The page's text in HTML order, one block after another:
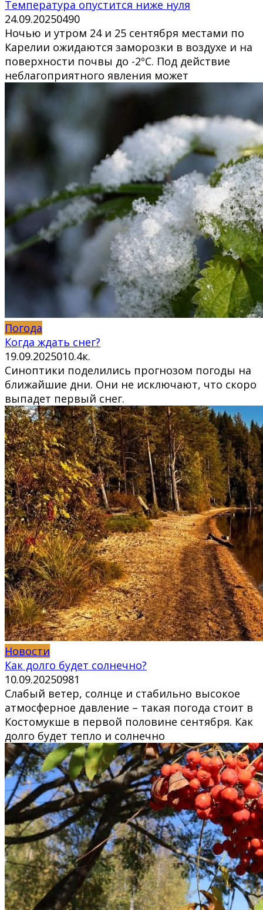
Температура опустится ниже нуля
24.09.20250490
Ночью и утром 24 и 25 сентября местами по
Карелии ожидаются заморозки в воздухе и на
поверхности почвы до -2ºС. Под действие
неблагоприятного явления может
Погода
Когда ждать снег?
19.09.2025010.4к.
Синоптики поделились прогнозом погоды на
ближайшие дни. Они не исключают, что скоро
выпадет первый снег.
Новости
Как долго будет солнечно?
10.09.20250981
Слабый ветер, солнце и стабильно высокое
атмосферное давление – такая погода стоит в
Костомукше в первой половине сентября. Как
долго будет тепло и солнечно